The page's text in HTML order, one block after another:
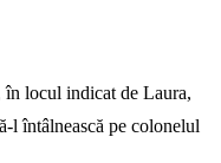
în locul indicat de Laura,
l întâlnească pe colonelul